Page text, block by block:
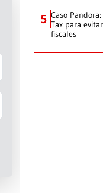
5 Caso
Tax para
fiscales